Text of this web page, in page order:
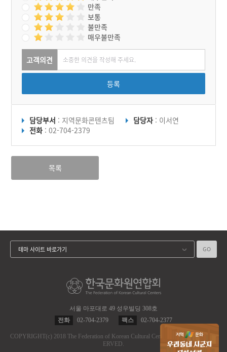
만족
보통
불만족
매우불만족
고객의견
등록
담당부서 : 지역문화콘텐츠팀 담당자 : 이서연
전화 : 02-704-2379
목록
서울 마포대로 49 성우빌딩 308호
전화
02-704-2379 팩스 02-704-2377
COPYRIGHT(c) 2018 The Federation of Korean Cultural Centers.
ALL RIGHT RES
ERVED.
테마 사이트 바로가기 GO